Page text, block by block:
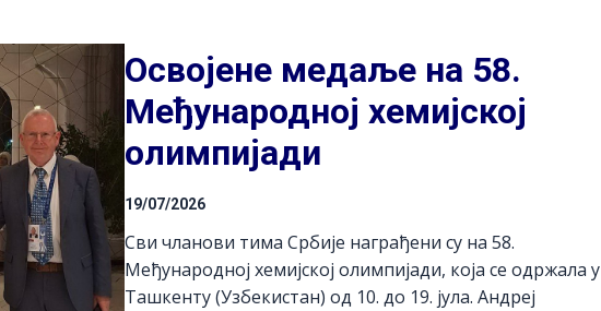
Освојене медаље на 58.
Међународној хемијској
олимпијади
19/07/2026
Сви чланови тима Србије награђени су на 58.
Међународној хемијској олимпијади, која се одржала у
Ташкенту (Узбекистан) од 10. до 19. јула. Андреј